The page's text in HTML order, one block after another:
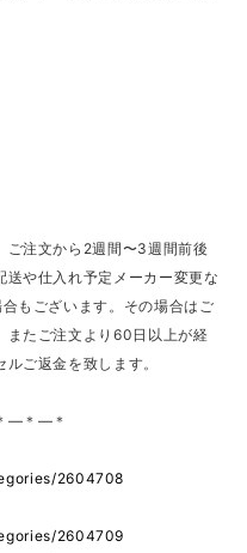
ご注文から2週間〜3週間前後
や仕入れ予定メーカー変更な
もございます。その場合はご
またご注文より60日以上が経
ご返金を致します。
＊—＊
2604708
2604709